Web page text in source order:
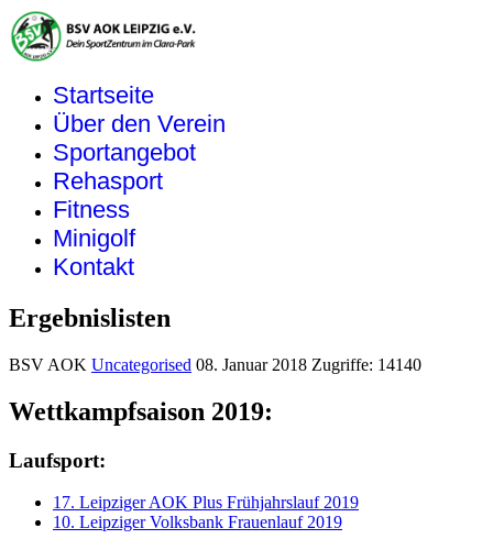
Startseite
Über den Verein
Sportangebot
Rehasport
Fitness
Minigolf
Kontakt
Ergebnislisten
BSV AOK Uncategorised 08. Januar 2018 Zugriffe: 14140
Wettkampfsaison 2019:
Laufsport:
17. Leipziger AOK Plus Frühjahrslauf 2019
10. Leipziger Volksbank Frauenlauf 2019